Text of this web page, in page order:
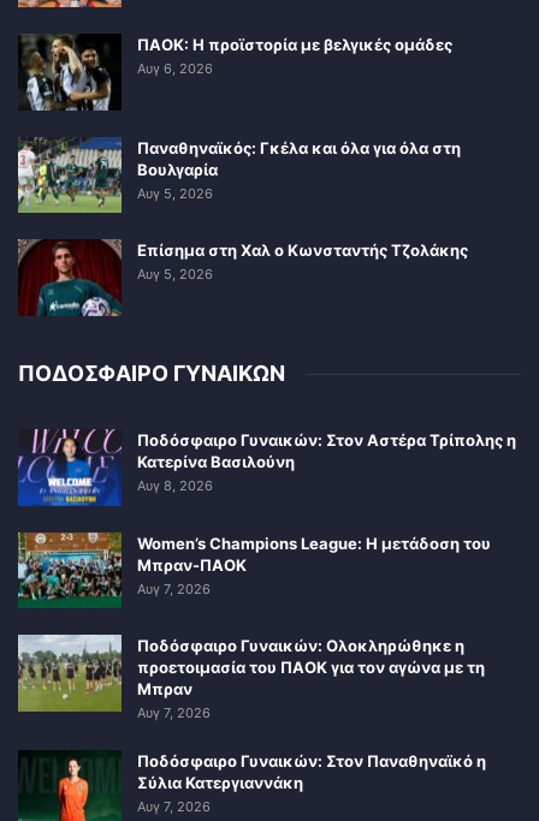
ΠΑΟΚ: Η προϊστορία με βελγικές ομάδες
Αυγ 6, 2026
Παναθηναϊκός: Γκέλα και όλα για όλα στη
Βουλγαρία
Αυγ 5, 2026
Επίσημα στη Χαλ ο Κωνσταντής Τζολάκης
Αυγ 5, 2026
ΠΟΔΟΣΦΑΙΡΟ ΓΥΝΑΙΚΩΝ
Ποδόσφαιρο Γυναικών: Στον Αστέρα Τρίπολης η
Κατερίνα Βασιλούνη
Αυγ 8, 2026
Women’s Champions League: Η μετάδοση του
Μπραν-ΠΑΟΚ
Αυγ 7, 2026
Ποδόσφαιρο Γυναικών: Ολοκληρώθηκε η
προετοιμασία του ΠΑΟΚ για τον αγώνα με τη
Μπραν
Αυγ 7, 2026
Ποδόσφαιρο Γυναικών: Στον Παναθηναϊκό η
Σύλια Κατεργιαννάκη
Αυγ 7, 2026